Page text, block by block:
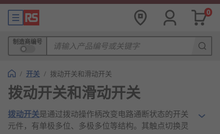
0
制造商编号
/ 开关 / 拨动开关和滑动开关
拨动开关和滑动开关
拨动开关是通过拨动操作柄改变电路通断状态的开关
元件，有单极多位、多极多位等结构。其触点切换灵